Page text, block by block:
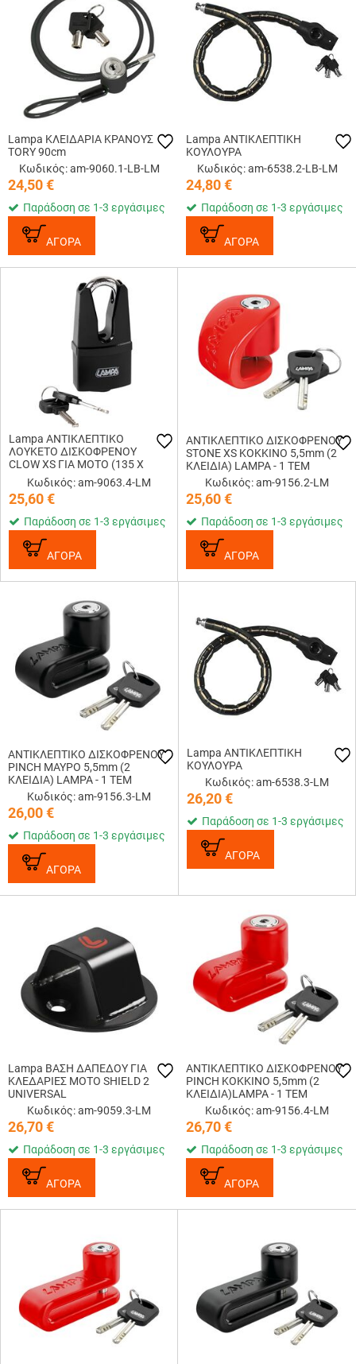
Lampa ΚΛΕΙΔΑΡΙΑ ΚΡΑΝΟΥΣ
TORY 90cm
Κωδικός: am-9060.1-LB-LM
24,50€
Παράδοση σε 1-3 εργάσιμες
ΑΓΟΡΑ
Lampa ΑΝΤΙΚΛΕΠΤΙΚΗ
ΚΟΥΛΟΥΡΑ
Κωδικός: am-6538.2-LB-LM
24,80€
Παράδοση σε 1-3 εργάσιμες
ΑΓΟΡΑ
Lampa ΑΝΤΙΚΛΕΠΤΙΚΟ
ΛΟΥΚΕΤΟ ΔΙΣΚΟΦΡΕΝΟΥ
CLOW XS ΓΙΑ MOTO (135 Χ
65mm - Φ 11mm)
Κωδικός: am-9063.4-LM
25,60€
Παράδοση σε 1-3 εργάσιμες
ΑΓΟΡΑ
ΑΝΤΙΚΛΕΠΤΙΚΟ ΔΙΣΚΟΦΡΕΝΟΥ
STONE XS ΚΟΚΚΙΝΟ 5,5mm (2
ΚΛΕΙΔΙΑ) LAMPA - 1 ΤΕΜ
Κωδικός: am-9156.2-LM
25,60€
Παράδοση σε 1-3 εργάσιμες
ΑΓΟΡΑ
ΑΝΤΙΚΛΕΠΤΙΚΟ ΔΙΣΚΟΦΡΕΝΟΥ
PINCH ΜΑΥΡΟ 5,5mm (2
ΚΛΕΙΔΙΑ) LAMPA - 1 ΤΕΜ
Κωδικός: am-9156.3-LM
26,00€
Παράδοση σε 1-3 εργάσιμες
ΑΓΟΡΑ
Lampa ΑΝΤΙΚΛΕΠΤΙΚΗ
ΚΟΥΛΟΥΡΑ
Κωδικός: am-6538.3-LM
26,20€
Παράδοση σε 1-3 εργάσιμες
ΑΓΟΡΑ
Lampa ΒΑΣΗ ΔΑΠΕΔΟΥ ΓΙΑ
ΚΛΕΔΑΡΙΕΣ ΜΟΤΟ SHIELD 2
UNIVERSAL
Κωδικός: am-9059.3-LM
26,70€
Παράδοση σε 1-3 εργάσιμες
ΑΓΟΡΑ
ΑΝΤΙΚΛΕΠΤΙΚΟ ΔΙΣΚΟΦΡΕΝΟΥ
PINCH ΚΟΚΚΙΝΟ 5,5mm (2
ΚΛΕΙΔΙΑ)LAMPA - 1 ΤΕΜ
Κωδικός: am-9156.4-LM
26,70€
Παράδοση σε 1-3 εργάσιμες
ΑΓΟΡΑ